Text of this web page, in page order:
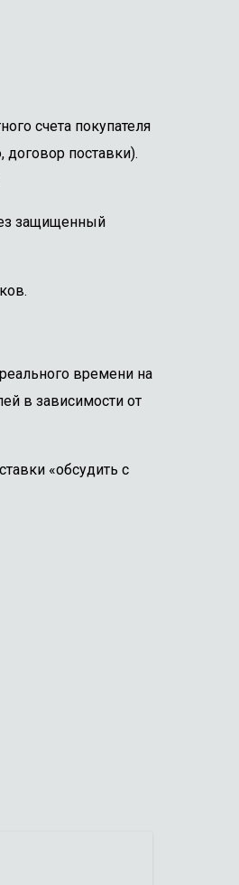
счета покупателя
поставки).
защищенный
времени на
в зависимости от
«обсудить с